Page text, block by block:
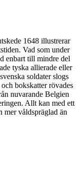
1648 illustrerar
Vad som under
enbart till mindre del
tyska allierade eller
soldater slogs
bokskatter rövades
nuvarande Belgien
Allt kan med ett
mer våldspräglad än